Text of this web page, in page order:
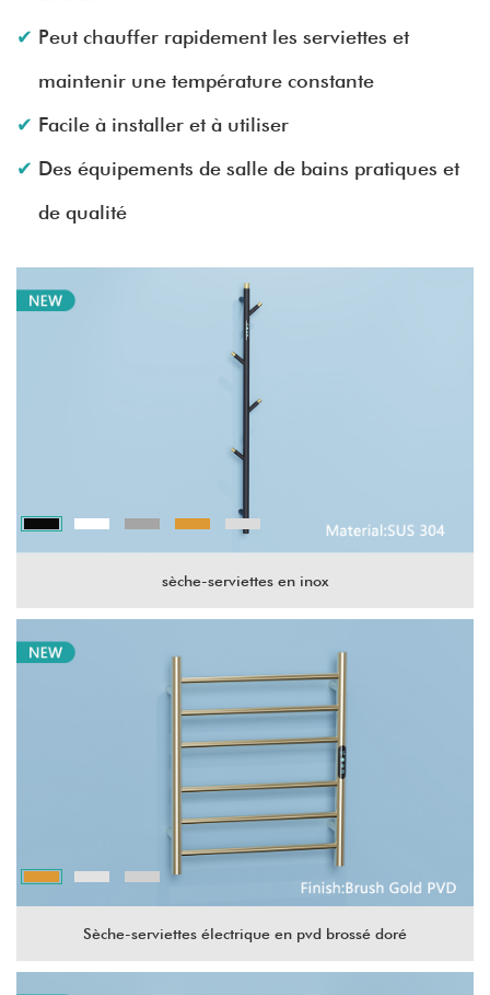
Peut chauffer rapidement les serviettes et
maintenir une température constante
Facile à installer et à utiliser
Des équipements de salle de bains pratiques et
de qualité
sèche-serviettes en inox
Sèche-serviettes électrique en pvd brossé doré